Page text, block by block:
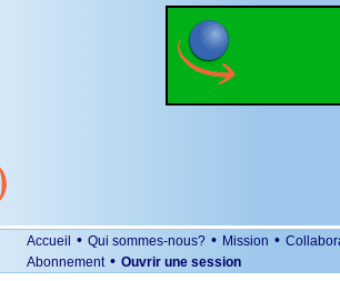
Accueil • Qui sommes-nous? • Mission •
Abonnement • Ouvrir une session